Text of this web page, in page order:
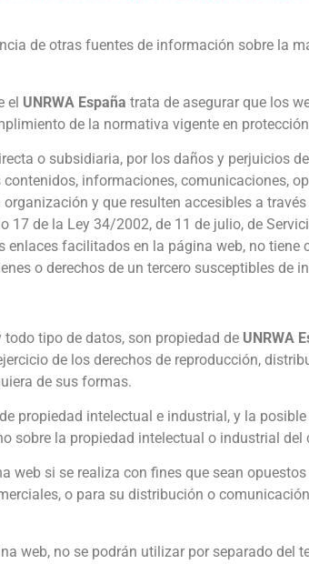
de otras fuentes de información sobre la
el UNRWA España trata de asegurar que los
de la normativa vigente en
o subsidiaria, por los daños y perjuicios
informaciones, comunicaciones,
y que resulten accesibles a
de la Ley 34/2002, de 11 de julio, de
enlaces facilitados en la página web, no tiene
o derechos de un tercero susceptibles de
tipo de datos, son propiedad de UNRWA
de los derechos de reproducción,
de sus formas.
propiedad intelectual e industrial, y la
sobre la propiedad intelectual o industrial
web si se realiza con fines que sean
o para su distribución o
web, no se podrán utilizar por separado del